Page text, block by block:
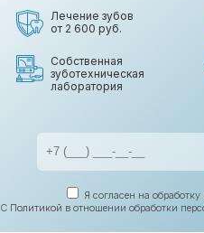
Лечение зубов
от 2 600 руб.
Собственная
зуботехническая
лаборатория
Я согласен на
С Политикой в отношении обработки